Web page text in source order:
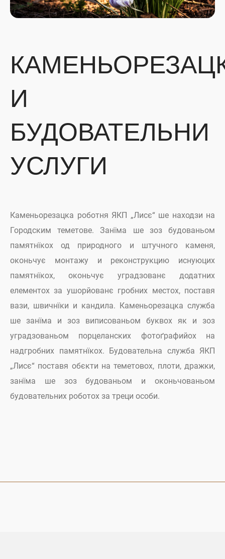
И
БУДОВАТЕЛЬНИ
УСЛУГИ
Каменьорезацка роботня ЯКП „Лисє“ ше находзи на
Городским теметове. Занїма ше зоз будованьом
памятнїкох од природного и штучного каменя,
оконьчує монтажу и реконструкцию иснуюцих
памятнїкох, оконьчує уградзованє додатних
елементох за ушорйованє гробних местох, поставя
вази, швичнїки и кандила. Каменьорезацка служба
ше занїма и зоз виписованьом буквох як и зоз
уградзованьом порцеланских фотоґрафийох на
надгробних памятнїкох. Будовательна служба ЯКП
„Лисє“ поставя обєкти на теметовох, плоти, дражки,
занїма ше зоз будованьом и оконьчованьом
будовательних роботох за треци особи.